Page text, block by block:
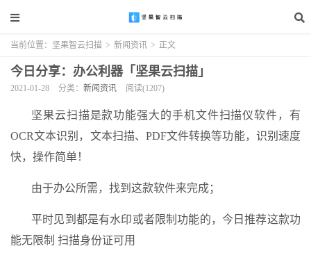
当前位置： 坚果智云扫描 > 新闻资讯 > 正文
今日分享：办公利器「坚果云扫描」
2021-01-28 分类： 新闻资讯 阅读(1207)
坚果云扫描是款功能强大的手机文件扫描仪软件，有
OCR文本识别，文本扫描、PDF文件转换等功能，识别速度
快，操作简单！
由于办公所需，找到这款软件来完成；
平时见到都是有水印或者限制功能的，今日推荐这款功
能无限制 扫描身份证可用